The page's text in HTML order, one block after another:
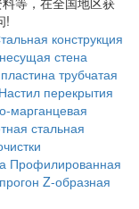
!
конструкция
стена
трубчатая
Настил перекрытия
марганцевая
стальная
Профилированная
Z-образная